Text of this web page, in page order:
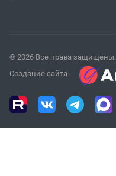
© 2026 Все права защищены.
Создание сайта